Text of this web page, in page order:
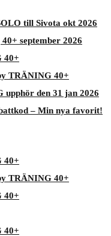
till Sivota okt 2026
september 2026
40+
TRÄNING 40+
den 31 jan 2026
– Min nya favorit!
40+
TRÄNING 40+
40+
40+